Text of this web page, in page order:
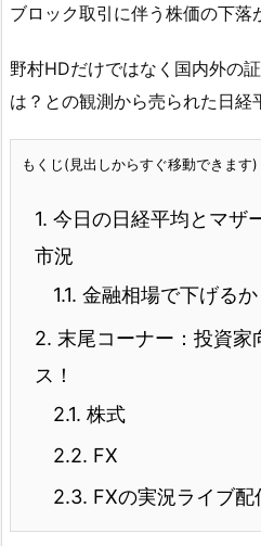
ブロック取引に伴う株価の下落
野村HDだけではなく国内外の
は？との観測から売られた日経
もくじ(見出しからすぐ移動できます)
1. 今日の日経平均とマザ
市況
1.1. 金融相場で下げるか
2. 末尾コーナー：投資家
ス！
2.1. 株式
2.2. FX
2.3. FXの実況ライブ配